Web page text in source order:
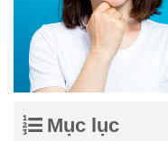
Mục lục